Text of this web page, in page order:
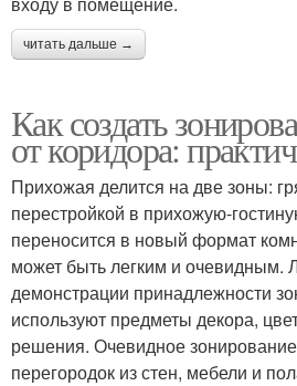
читать дальше →
Как создать
от коридора:
Прихожая делится на две зоны:
перестройкой в прихожую-
переносится в новый формат
может быть легким и очевидным.
демонстрации принадлежности
используют предметы декора,
решения. Очевидное
перегородок из стен, мебели и